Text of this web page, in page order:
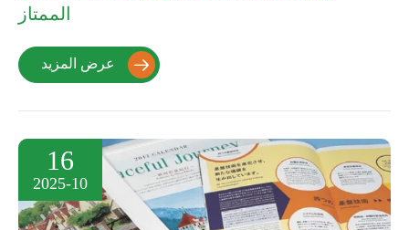
الممتاز

16
2025-10